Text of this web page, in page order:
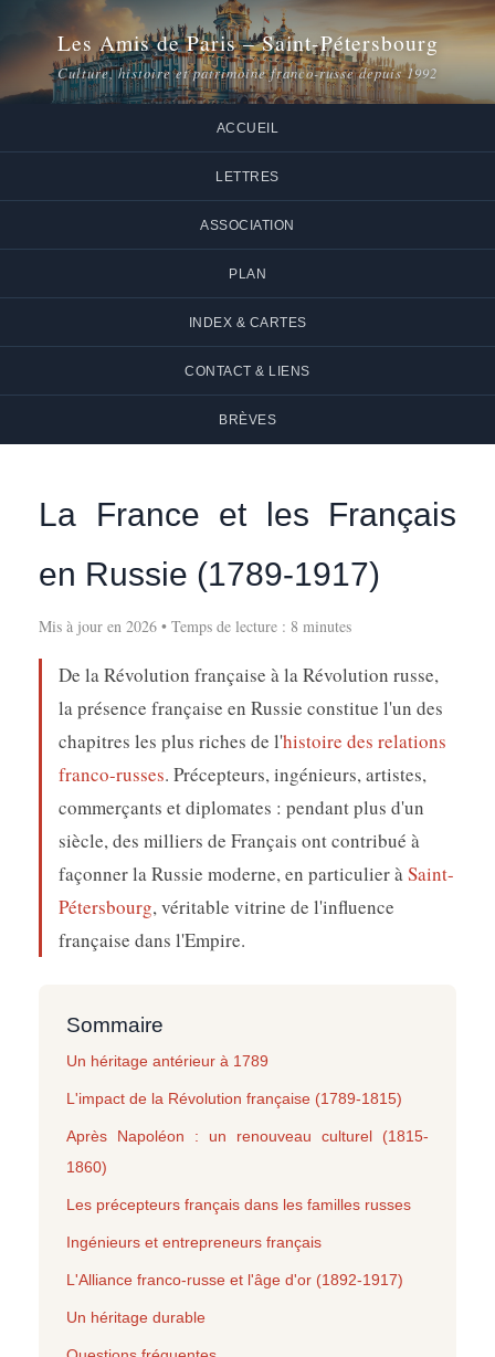
Les Amis de Paris – Saint-Pétersbourg
Culture, histoire et patrimoine franco-russe depuis 1992
ACCUEIL
LETTRES
ASSOCIATION
PLAN
INDEX & CARTES
CONTACT & LIENS
BRÈVES
La France et les Français
en Russie (1789-1917)
Mis à jour en 2026 • Temps de lecture : 8 minutes
De la Révolution française à la Révolution russe,
la présence française en Russie constitue l'un des
chapitres les plus riches de l'histoire des relations
franco-russes. Précepteurs, ingénieurs, artistes,
commerçants et diplomates : pendant plus d'un
siècle, des milliers de Français ont contribué à
façonner la Russie moderne, en particulier àSaint-
Pétersbourg, véritable vitrine de l'influence
française dans l'Empire.
Sommaire
Un héritage antérieur à 1789
L'impact de la Révolution française (1789-1815)
Après Napoléon : un renouveau culturel (1815-
1860)
Les précepteurs français dans les familles russes
Ingénieurs et entrepreneurs français
L'Alliance franco-russe et l'âge d'or (1892-1917)
Un héritage durable